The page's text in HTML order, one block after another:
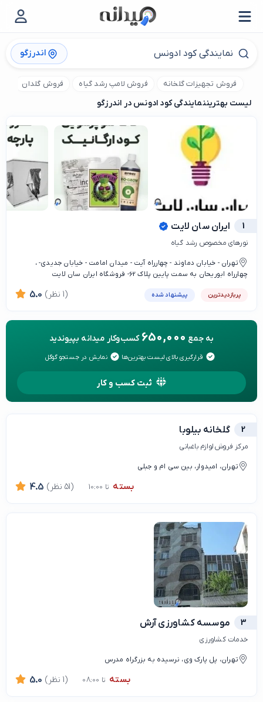
اندرزگو
فروش تجهیزات گلخانه فروش لامپ رشد گیاه فروش گلدان
لیست بهتریننمایندگی کود ادونس در اندرزگو
1 ایران سان لایت
نورهای مخصوص رشد گیاه
تهران - خیابان دماوند - چهارراه آیت - میدان امامت - خیابان جدیدی- ،
چهارراه ابوریحان به سمت پایین پلاک 62- فروشگاه ایران سان لایت
پربازدیدترین پیشنهاد شده 5.0 (1 نظر)
به جمع 650,000 کسب‌وکار میدانه بپیوندید
قرارگیری بالای لیست بهترین‌ها نمایش در جستجو گوگل
ثبت کسب و کار
2 گلخانه بیلوبا
مرکز فروش لوازم باغبانی
تهران، امیدوار، بین سی ام و جبلی
بسته تا 10:00 4.5 (51 نظر)
3 موسسه کشاورزی آرش
خدمات کشاورزی
تهران، پل پارک وی، نرسیده به بزرگراه مدرس
بسته تا 08:00 5.0 (1 نظر)